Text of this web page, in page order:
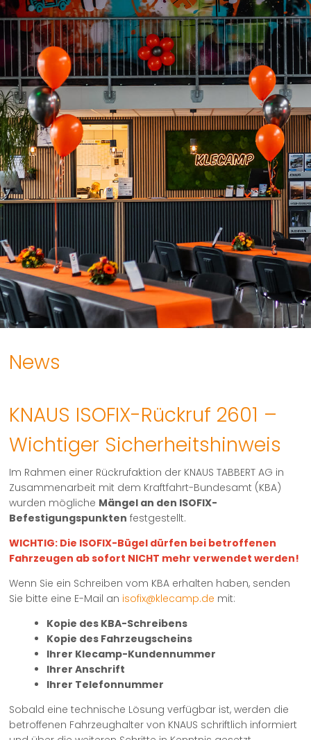
News
KNAUS ISOFIX-Rückruf 2601 –
Wichtiger Sicherheitshinweis
Im Rahmen einer Rückrufaktion der KNAUS TABBERT AG in
Zusammenarbeit mit dem Kraftfahrt-Bundesamt (KBA)
wurden mögliche Mängel an den ISOFIX-
Befestigungspunkten festgestellt.
WICHTIG: Die ISOFIX-Bügel dürfen bei betroffenen
Fahrzeugen ab sofort NICHT mehr verwendet werden!
Wenn Sie ein Schreiben vom KBA erhalten haben, senden
Sie bitte eine E-Mail an isofix@klecamp.de mit:
Kopie des KBA-Schreibens
Kopie des Fahrzeugscheins
Ihrer Klecamp-Kundennummer
Ihrer Anschrift
Ihrer Telefonnummer
Sobald eine technische Lösung verfügbar ist, werden die
betroffenen Fahrzeughalter von KNAUS schriftlich informiert